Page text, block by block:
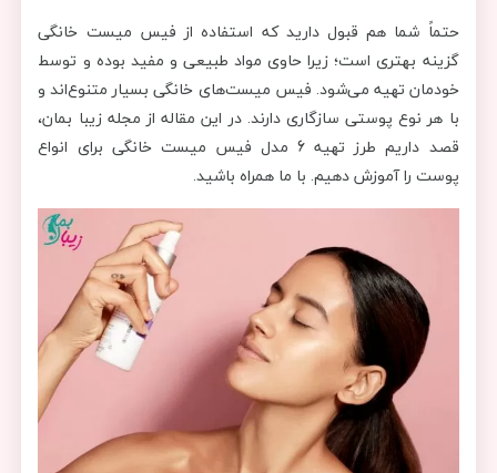
حتماً شما هم قبول دارید که استفاده از فیس میست خانگی
گزینه بهتری است؛ زیرا حاوی مواد طبیعی و مفید بوده و توسط
خودمان تهیه می‌شود. فیس میست‌های خانگی بسیار متنوع‌‌اند و
با هر نوع پوستی سازگاری دارند. در این مقاله از مجله زیبا بمان،
قصد داریم طرز تهیه 6 مدل فیس میست خانگی برای انواع
پوست را آموزش دهیم. با ما همراه باشید.